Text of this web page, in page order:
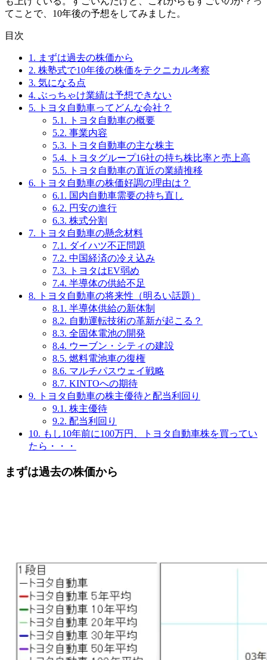
てことで、10年後の予想をしてみました。
目次
1. まずは過去の株価から
2. 株塾式で10年後の株価をテクニカル考察
3. 気になる点
4. ぶっちゃけ業績は予想できない
5. トヨタ自動車ってどんな会社？
5.1. トヨタ自動車の概要
5.2. 事業内容
5.3. トヨタ自動車の主な株主
5.4. トヨタグループ16社の持ち株比率と売上高
5.5. トヨタ自動車の直近の業績推移
6. トヨタ自動車の株価好調の理由は？
6.1. 国内自動車需要の持ち直し
6.2. 円安の進行
6.3. 株式分割
7. トヨタ自動車の懸念材料
7.1. ダイハツ不正問題
7.2. 中国経済の冷え込み
7.3. トヨタはEV弱め
7.4. 半導体の供給不足
8. トヨタ自動車の将来性（明るい話題）
8.1. 半導体供給の新体制
8.2. 自動運転技術の革新が起こる？
8.3. 全固体電池の開発
8.4. ウーブン・シティの建設
8.5. 燃料電池車の復権
8.6. マルチパスウェイ戦略
8.7. KINTOへの期待
9. トヨタ自動車の株主優待と配当利回り
9.1. 株主優待
9.2. 配当利回り
10. もし10年前に100万円、トヨタ自動車株を買ってい
たら・・・
まずは過去の株価から